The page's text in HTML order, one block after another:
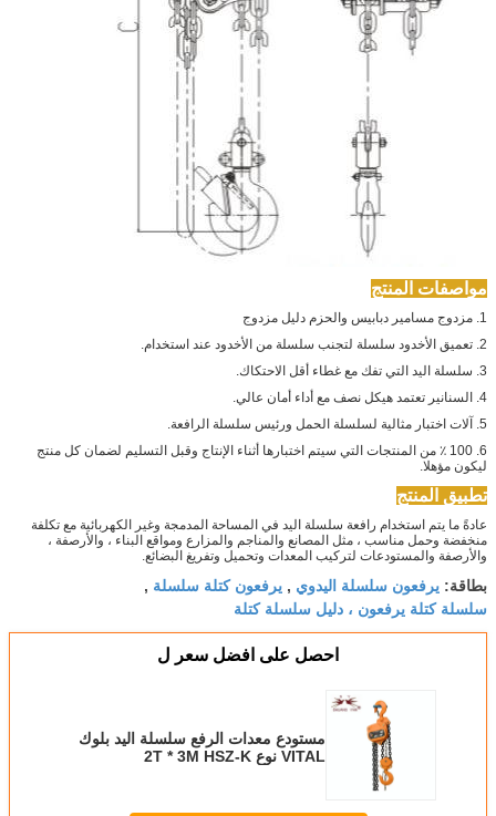
مواصفات المنتج
1. مزدوج مسامير دبابيس والحزم دليل مزدوج
2. تعميق الأخدود سلسلة لتجنب سلسلة من الأخدود عند استخدام.
3. سلسلة اليد التي تفك مع غطاء أقل الاحتكاك.
4. السنانير تعتمد هيكل نصف مع أداء أمان عالي.
5. آلات اختبار مثالية لسلسلة الحمل ورئيس سلسلة الرافعة.
6. 100 ٪ من المنتجات التي سيتم اختبارها أثناء الإنتاج وقبل التسليم لضمان كل منتج
ليكون مؤهلا.
تطبيق المنتج
عادةً ما يتم استخدام رافعة سلسلة اليد في المساحة المدمجة وغير الكهربائية مع تكلفة
منخفضة وحمل مناسب ، مثل المصانع والمناجم والمزارع ومواقع البناء ، والأرصفة ،
والأرصفة والمستودعات لتركيب المعدات وتحميل وتفريغ البضائع.
بطاقة: يرفعون سلسلة اليدوي , يرفعون كتلة سلسلة ,
سلسلة كتلة يرفعون ، دليل سلسلة كتلة
احصل على افضل سعر ل
مستودع معدات الرفع سلسلة اليد بلوك
VITAL نوع 2T * 3M HSZ-K